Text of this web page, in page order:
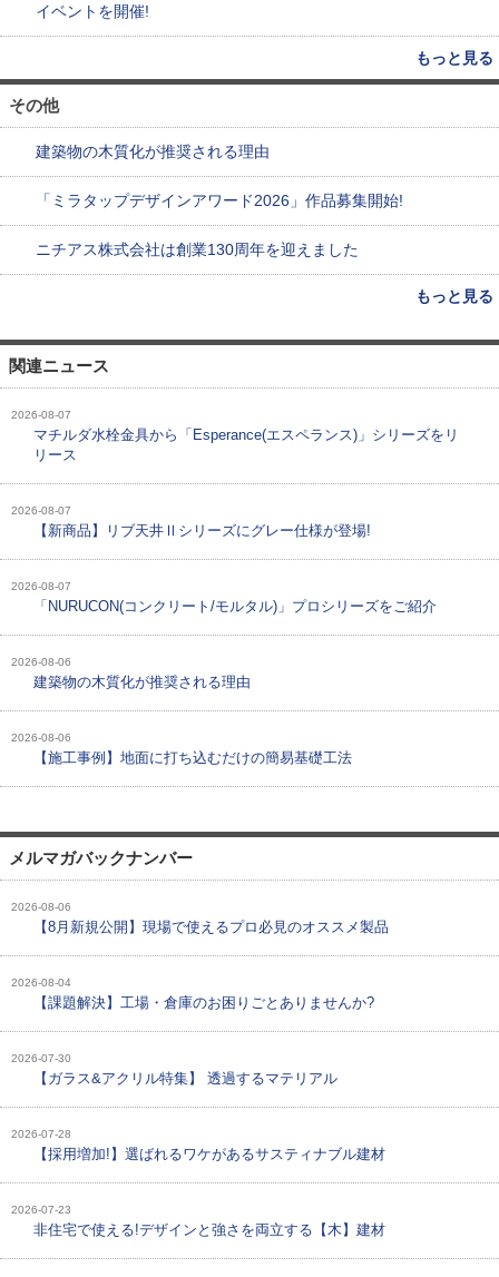
イベントを開催!
もっと見る
その他
建築物の木質化が推奨される理由
「ミラタップデザインアワード2026」作品募集開始!
ニチアス株式会社は創業130周年を迎えました
もっと見る
関連ニュース
2026-08-07
マチルダ水栓金具から「Esperance(エスペランス)」シリーズをリ
リース
2026-08-07
【新商品】リブ天井Ⅱシリーズにグレー仕様が登場!
2026-08-07
「NURUCON(コンクリート/モルタル)」プロシリーズをご紹介
2026-08-06
建築物の木質化が推奨される理由
2026-08-06
【施工事例】地面に打ち込むだけの簡易基礎工法
メルマガバックナンバー
2026-08-06
【8月新規公開】現場で使えるプロ必見のオススメ製品
2026-08-04
【課題解決】工場・倉庫のお困りごとありませんか?
2026-07-30
【ガラス&アクリル特集】 透過するマテリアル
2026-07-28
【採用増加!】選ばれるワケがあるサスティナブル建材
2026-07-23
非住宅で使える!デザインと強さを両立する【木】建材